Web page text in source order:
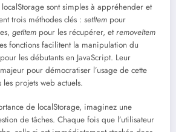
sont simples à appréhender et
trois méthodes clés : setItem pour
getItem pour les récupérer, etremoveItem
fonctions facilitent la manipulation du
les débutants en JavaScript. Leur
pour démocratiser l’usage de cette
projets web actuels.
de localStorage, imaginez une
de tâches. Chaque fois que l’utilisateur